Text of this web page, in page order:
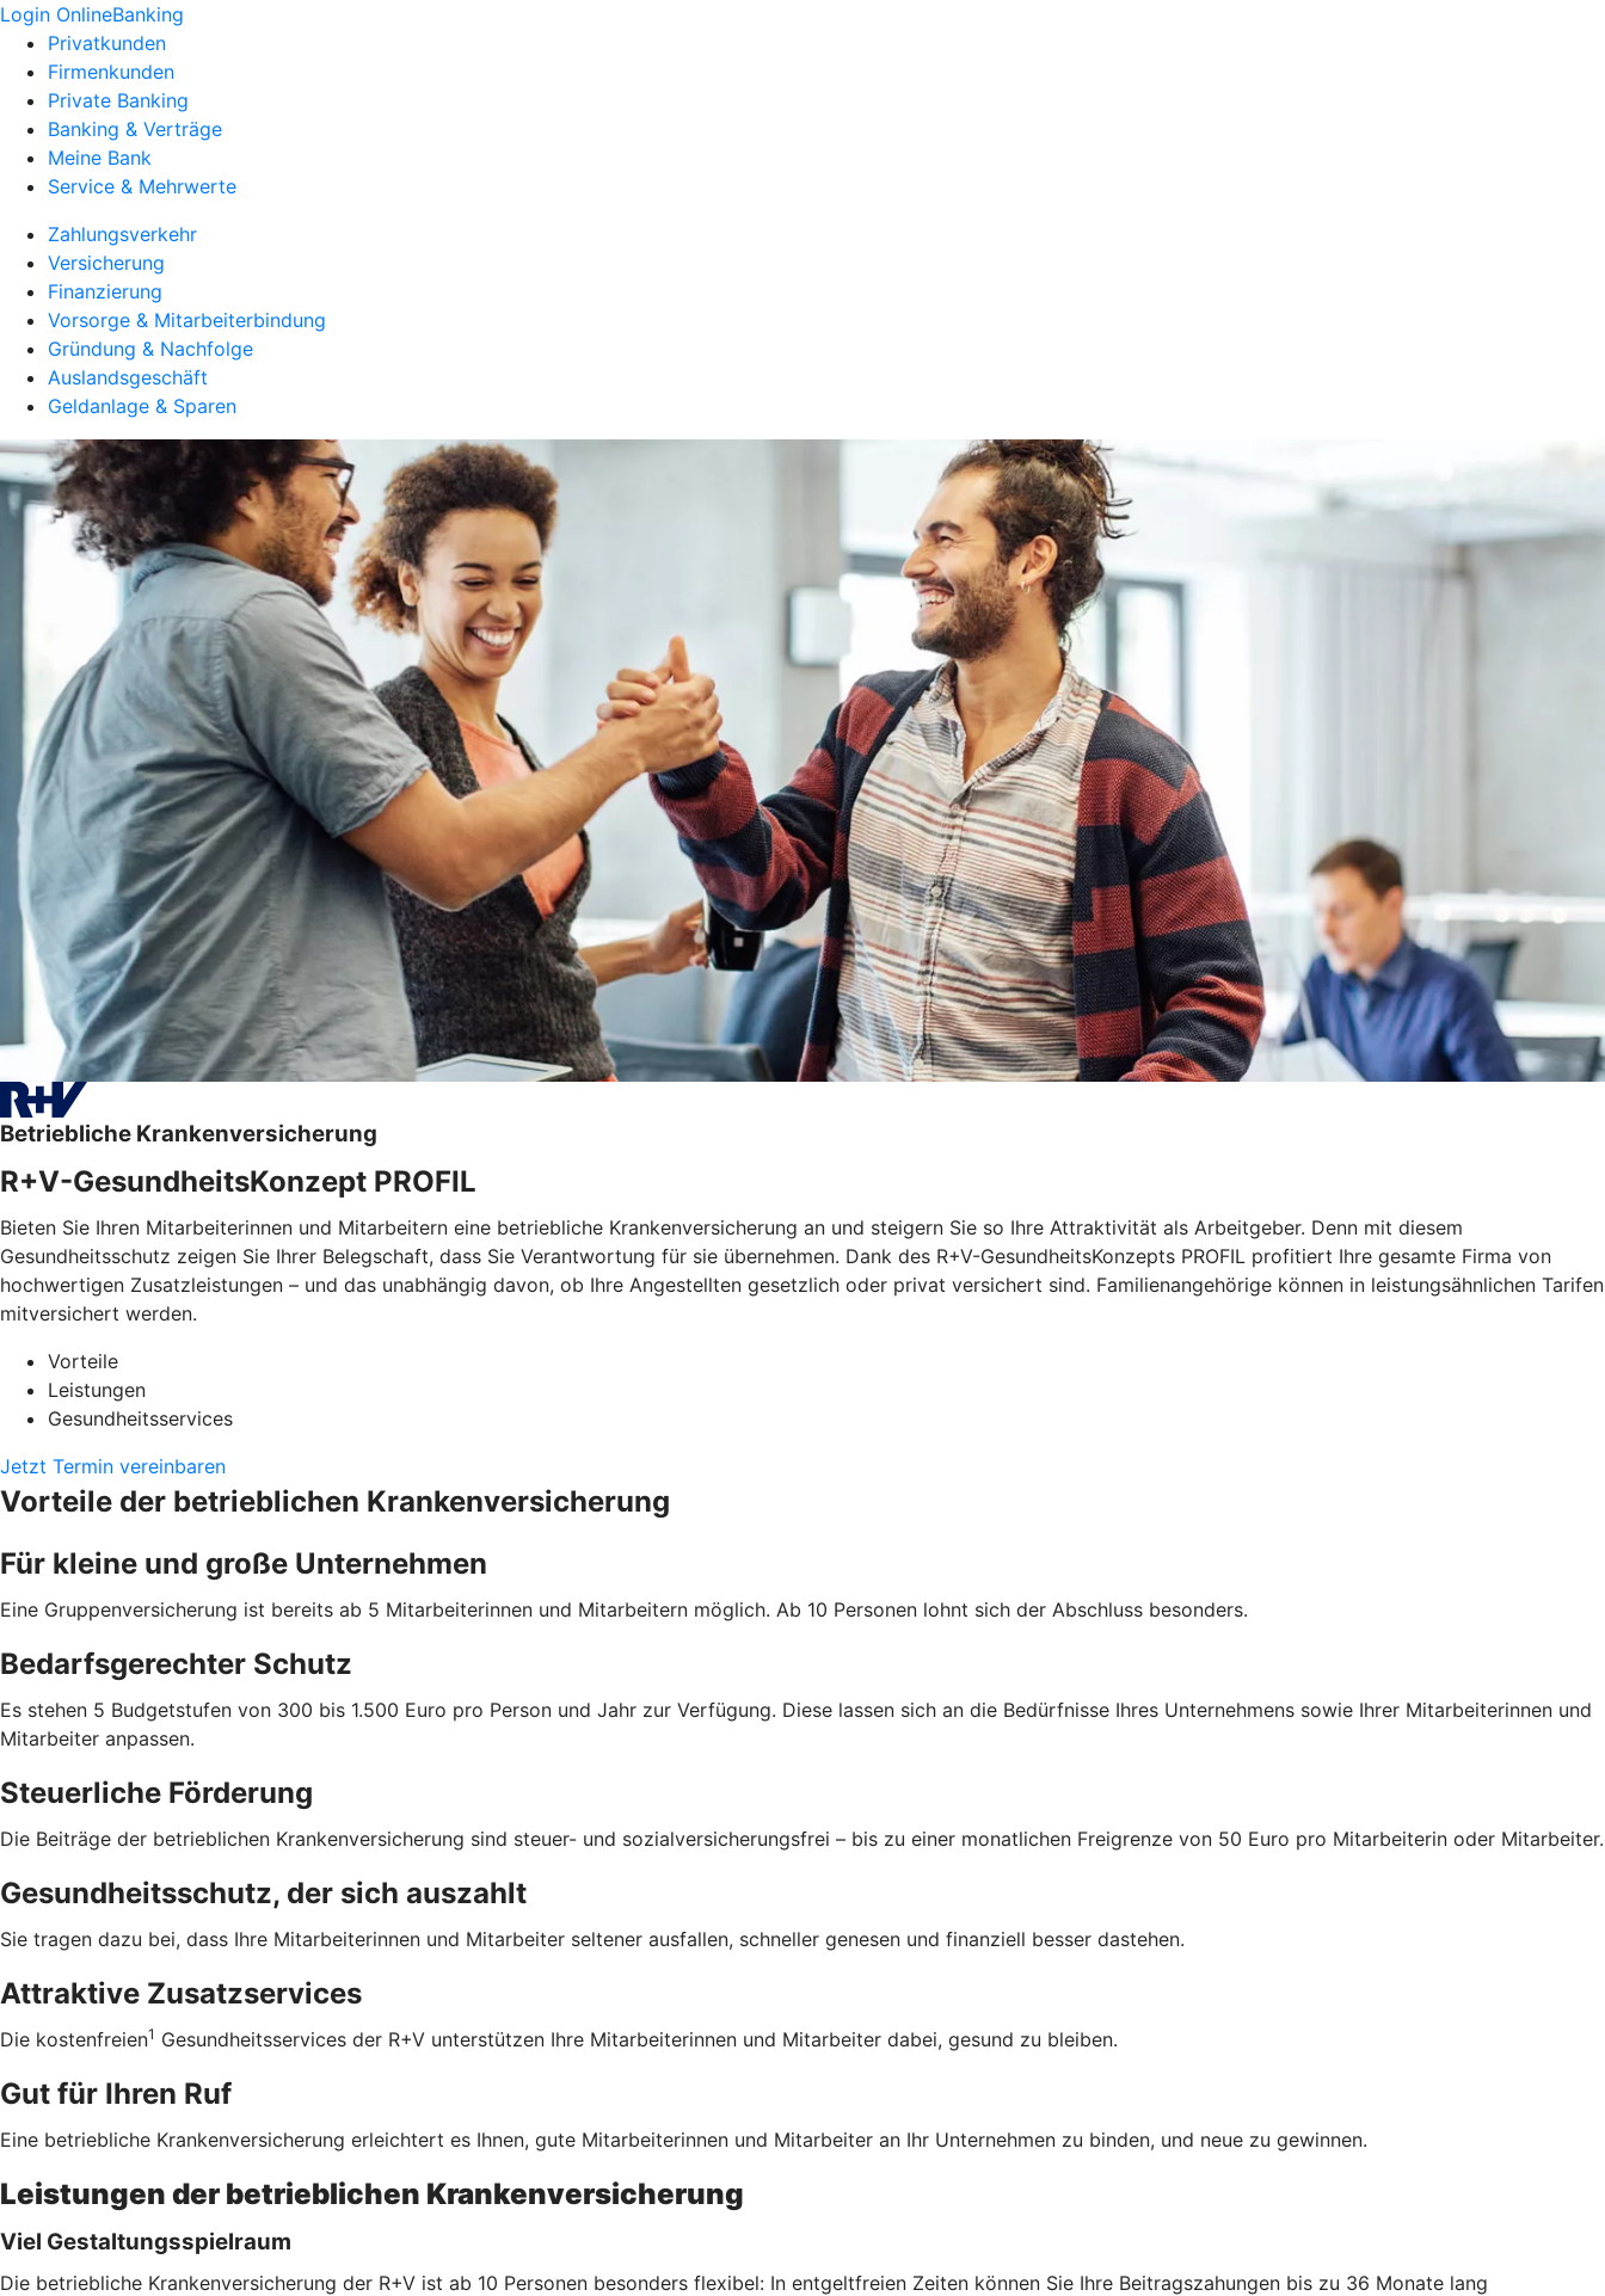
Login OnlineBanking
Privatkunden
Firmenkunden
Private Banking
Banking & Verträge
Meine Bank
Service & Mehrwerte
Zahlungsverkehr
Versicherung
Finanzierung
Vorsorge & Mitarbeiterbindung
Gründung & Nachfolge
Auslandsgeschäft
Geldanlage & Sparen
Betriebliche Krankenversicherung
R+V-GesundheitsKonzept PROFIL
Bieten Sie Ihren Mitarbeiterinnen und Mitarbeitern eine betriebliche Krankenversicherung an und steigern Sie so Ihre Attraktivität als Arbeitgeber. Denn mit diesem
Gesundheitsschutz zeigen Sie Ihrer Belegschaft, dass Sie Verantwortung für sie übernehmen. Dank des R+V-GesundheitsKonzepts PROFIL profitiert Ihre gesamte Firma von
hochwertigen Zusatzleistungen – und das unabhängig davon, ob Ihre Angestellten gesetzlich oder privat versichert sind. Familienangehörige können in leistungsähnlichen Tarifen
mitversichert werden.
Vorteile
Leistungen
Gesundheitsservices
Jetzt Termin vereinbaren
Vorteile der betrieblichen Krankenversicherung
Für kleine und große Unternehmen
Eine Gruppenversicherung ist bereits ab 5 Mitarbeiterinnen und Mitarbeitern möglich. Ab 10 Personen lohnt sich der Abschluss besonders.
Bedarfsgerechter Schutz
Es stehen 5 Budgetstufen von 300 bis 1.500 Euro pro Person und Jahr zur Verfügung. Diese lassen sich an die Bedürfnisse Ihres Unternehmens sowie Ihrer Mitarbeiterinnen und
Mitarbeiter anpassen.
Steuerliche Förderung
Die Beiträge der betrieblichen Krankenversicherung sind steuer- und sozialversicherungsfrei – bis zu einer monatlichen Freigrenze von 50 Euro pro Mitarbeiterin oder Mitarbeiter.
Gesundheitsschutz, der sich auszahlt
Sie tragen dazu bei, dass Ihre Mitarbeiterinnen und Mitarbeiter seltener ausfallen, schneller genesen und finanziell besser dastehen.
Attraktive Zusatzservices
Die kostenfreien1 Gesundheitsservices der R+V unterstützen Ihre Mitarbeiterinnen und Mitarbeiter dabei, gesund zu bleiben.
Gut für Ihren Ruf
Eine betriebliche Krankenversicherung erleichtert es Ihnen, gute Mitarbeiterinnen und Mitarbeiter an Ihr Unternehmen zu binden, und neue zu gewinnen.
Leistungen der betrieblichen Krankenversicherung
Viel Gestaltungsspielraum
Die betriebliche Krankenversicherung der R+V ist ab 10 Personen besonders flexibel: In entgeltfreien Zeiten können Sie Ihre Beitragszahungen bis zu 36 Monate lang